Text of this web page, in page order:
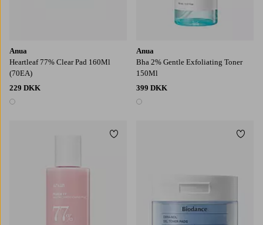
Anua
Heartleaf 77% Clear Pad 160Ml
(70EA)
229 DKK
1 farve
Anua
Bha 2% Gentle Exfoliating Toner
150Ml
399 DKK
1 farve
Tilføj til favoritter